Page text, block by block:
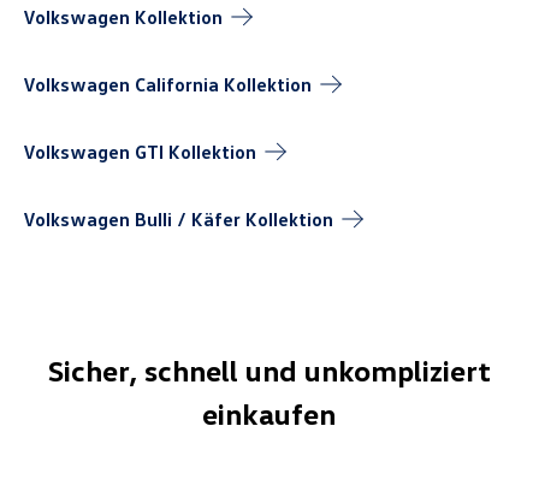
Volkswagen Kollektion
Volkswagen California Kollektion
Volkswagen GTI Kollektion
Volkswagen Bulli / Käfer Kollektion
Sicher, schnell und unkompliziert
einkaufen